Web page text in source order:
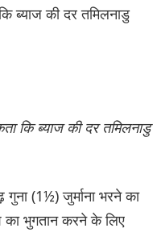
ब्याज की दर तमिलनाडु
कि ब्याज की दर तमिलनाडु
(1½) जुर्माना भरने का
का भुगतान करने के लिए